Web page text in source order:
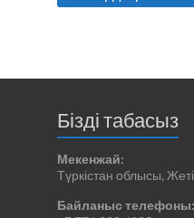
Бізді табасыз
Мекенжай:
Түркістан облысы,
Байланыс телефоны: